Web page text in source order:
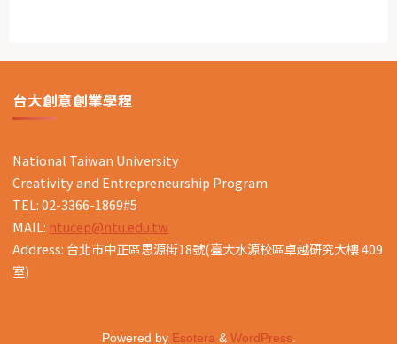
台大創意創業學程
National Taiwan University
Creativity and Entrepreneurship Program
TEL: 02-3366-1869#5
MAIL: ntucep@ntu.edu.tw
Address: 台北市中正區思源街18號(臺大水源校區卓越研究大樓 409
室)
Powered byEsotera & WordPress